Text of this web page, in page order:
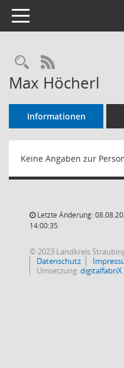
Toggle navigation
RSS-Feed
Max Höcherl
Informationen
Keine Angaben zur
Letzte Änderung:
14:00:35
© 2023 Landkreis
Datenschutz
Umsetzung:digitalfabriX